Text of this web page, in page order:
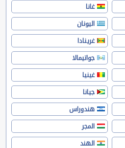
غانا
اليونان
غرينادا
جواتيمالا
غينيا
جيانا
هندوراس
المجر
الهند